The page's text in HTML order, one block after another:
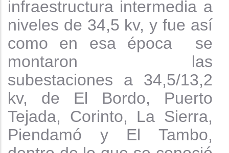
infraestructura intermedia a
niveles de 34,5 kv, y fue así
como en esa época
se
montaron las
subestaciones a 34,5/13,2
kv, de El Bordo, Puerto
Tejada, Corinto, La Sierra,
Piendamó y El Tambo,